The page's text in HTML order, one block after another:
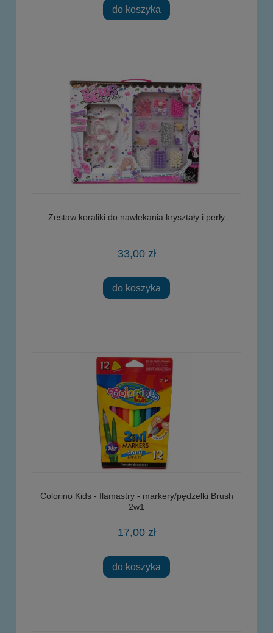
do koszyka
Zestaw koraliki do nawlekania kryształy i perły
33,00 zł
do koszyka
Colorino Kids - flamastry - markery/pędzelki Brush
2w1
17,00 zł
do koszyka